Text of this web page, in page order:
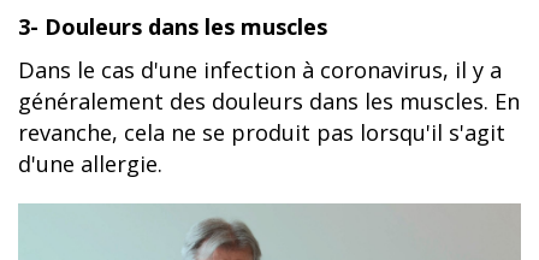
3- Douleurs dans les muscles
Dans le cas d'une infection à coronavirus, il y a
généralement des douleurs dans les muscles. En
revanche, cela ne se produit pas lorsqu'il s'agit
d'une allergie.